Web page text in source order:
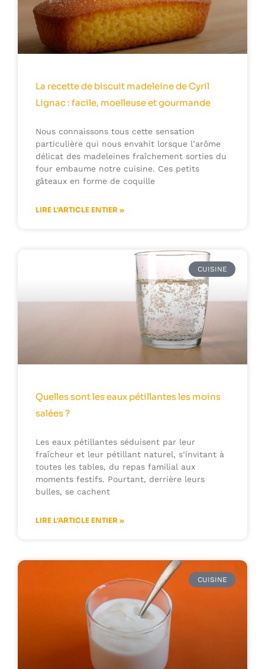
La recette de biscuit madeleine de Cyril
Lignac : facile, moelleuse et gourmande
Nous connaissons tous cette sensation
particulière qui nous envahit lorsque l’arôme
délicat des madeleines fraîchement sorties du
four embaume notre cuisine. Ces petits
gâteaux en forme de coquille
LIRE L'ARTICLE ENTIER »
CUISINE
Quelles sont les eaux pétillantes les moins
salées ?
Les eaux pétillantes séduisent par leur
fraîcheur et leur pétillant naturel, s’invitant à
toutes les tables, du repas familial aux
moments festifs. Pourtant, derrière leurs
bulles, se cachent
LIRE L'ARTICLE ENTIER »
CUISINE